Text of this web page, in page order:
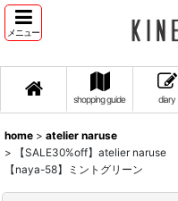
メニュー
shopping guide diary
home > atelier naruse
>
【SALE30%off】atelier naruse
【naya-58】ミントグリーン